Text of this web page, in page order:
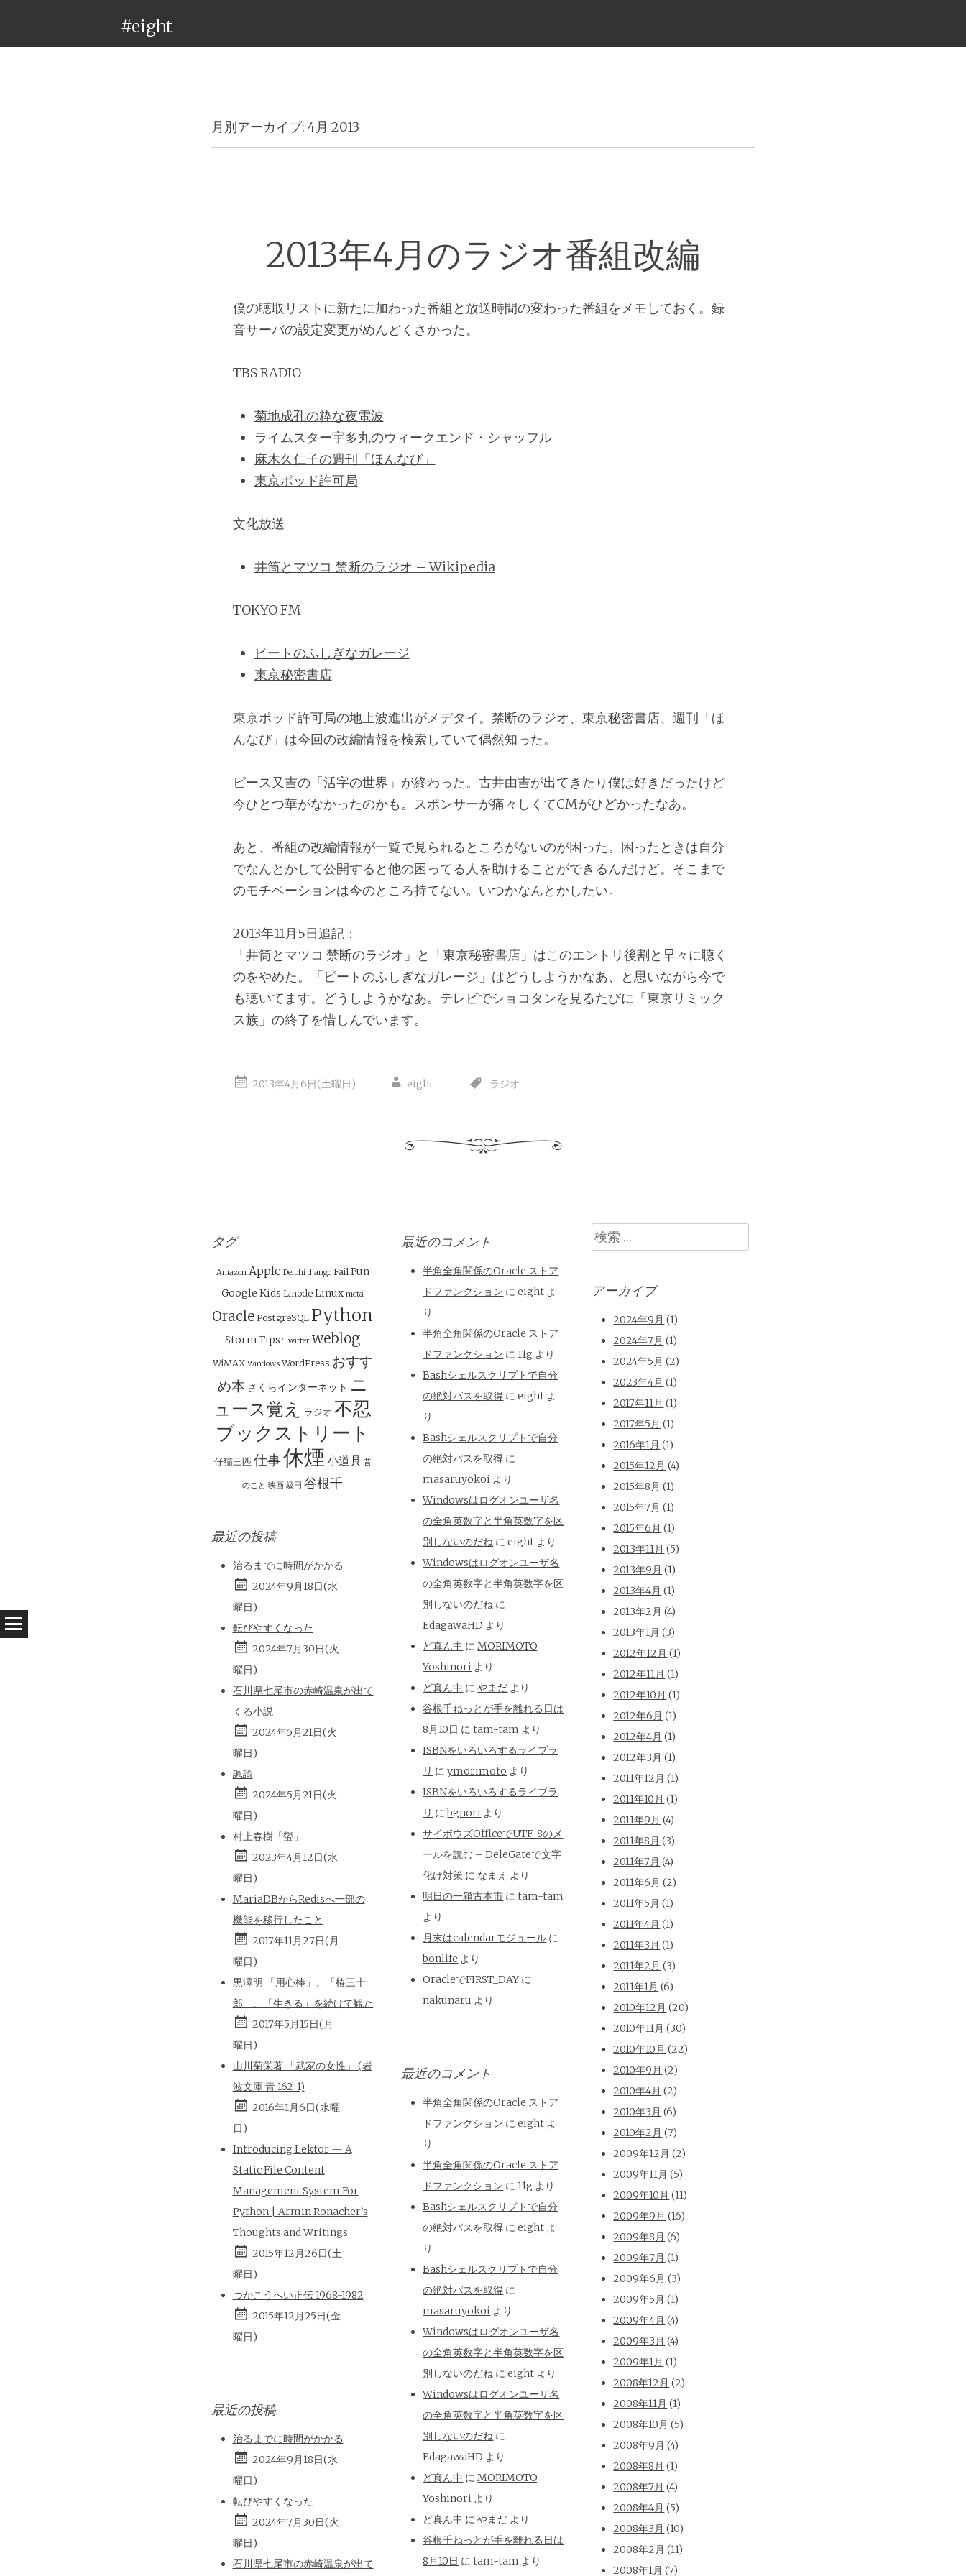
#eight
ー
月別アーカイブ: 4月 2013
2013年4月のラジオ番組改編
僕の聴取リストに新たに加わった番組と放送時間の変わった番組をメモしておく。録
音サーバの設定変更がめんどくさかった。
TBS RADIO
菊地成孔の粋な夜電波
ライムスター宇多丸のウィークエンド・シャッフル
麻木久仁子の週刊「ほんなび」
東京ポッド許可局
文化放送
井筒とマツコ 禁断のラジオ – Wikipedia
TOKYO FM
ピートのふしぎなガレージ
東京秘密書店
東京ポッド許可局の地上波進出がメデタイ。禁断のラジオ、東京秘密書店、週刊「ほ
んなび」は今回の改編情報を検索していて偶然知った。
ピース又吉の「活字の世界」が終わった。古井由吉が出てきたり僕は好きだったけど
今ひとつ華がなかったのかも。スポンサーが痛々しくてCMがひどかったなあ。
あと、番組の改編情報が一覧で見られるところがないのが困った。困ったときは自分
でなんとかして公開すると他の困ってる人を助けることができるんだけど。そこまで
のモチベーションは今のところ持てない。いつかなんとかしたい。
2013年11月5日追記：
「井筒とマツコ 禁断のラジオ」と「東京秘密書店」はこのエントリ後割と早々に聴く
のをやめた。「ピートのふしぎなガレージ」はどうしようかなあ、と思いながら今で
も聴いてます。どうしようかなあ。テレビでショコタンを見るたびに「東京リミック
ス族」の終了を惜しんでいます。
2013年4月6日(土曜日) eight ラジオ
タグ
Amazon Apple Delphi django Fail Fun
Google Kids Linode Linux meta
Oracle PostgreSQL Python
StormTips Twitter weblog
WiMAX Windows WordPress おすす
め本 さくらインターネット ニ
ュース覚え
ラジオ 不忍
ブックストリート
仔猫三匹 仕事休煙 小道具 昔
のこと 映画 級円 谷根千
最近の投稿
治るまでに時間がかかる
2024年9月18日(水
曜日)
転びやすくなった
2024年7月30日(火
曜日)
石川県七尾市の赤崎温泉が出て
くる小説
2024年5月21日(火
曜日)
諷諭
2024年5月21日(火
曜日)
村上春樹「螢」
2023年4月12日(水
曜日)
MariaDBからRedisへ一部の
機能を移行したこと
2017年11月27日(月
曜日)
黒澤明 「用心棒」、「椿三十
郎」、「生きる」を続けて観た
2017年5月15日(月
曜日)
山川菊栄著 「武家の女性」 (岩
波文庫 青 162-1)
2016年1月6日(水曜
日)
Introducing Lektor — A
Static File Content
Management System For
Python | Armin Ronacher’s
Thoughts and Writings
2015年12月26日(土
曜日)
つかこうへい正伝 1968-1982
2015年12月25日(金
曜日)
最近の投稿
治るまでに時間がかかる
2024年9月18日(水
曜日)
転びやすくなった
2024年7月30日(火
曜日)
石川県七尾市の赤崎温泉が出て
最近のコメント
半角全角関係のOracle ストア
ドファンクション にeight よ
り
半角全角関係のOracle ストア
ドファンクション に11g より
Bashシェルスクリプトで自分
の絶対パスを取得 にeight よ
り
Bashシェルスクリプトで自分
の絶対パスを取得 に
masaruyokoi より
Windowsはログオンユーザ名
の全角英数字と半角英数字を区
別しないのだね にeight より
Windowsはログオンユーザ名
の全角英数字と半角英数字を区
別しないのだね に
EdagawaHD より
ど真ん中 にMORIMOTO,
Yoshinori より
ど真ん中 にやまだ より
谷根千ねっとが手を離れる日は
8月10日 にtam-tam より
ISBNをいろいろするライブラ
リ にymorimoto より
ISBNをいろいろするライブラ
リ にbgnori より
サイボウズOfficeでUTF-8のメ
ールを読む – DeleGateで文字
化け対策 に なまえ より
明日の一箱古本市 にtam-tam
より
月末はcalendarモジュール に
bonlife より
OracleでFIRST_DAY に
nakunaru より
最近のコメント
半角全角関係のOracle ストア
ドファンクション にeight よ
り
半角全角関係のOracle ストア
ドファンクション に11g より
Bashシェルスクリプトで自分
の絶対パスを取得 にeight よ
り
Bashシェルスクリプトで自分
の絶対パスを取得 に
masaruyokoi より
Windowsはログオンユーザ名
の全角英数字と半角英数字を区
別しないのだね にeight より
Windowsはログオンユーザ名
の全角英数字と半角英数字を区
別しないのだね に
EdagawaHD より
ど真ん中 にMORIMOTO,
Yoshinori より
ど真ん中 にやまだ より
谷根千ねっとが手を離れる日は
8月10日 にtam-tam より
検
索
アーカイブ
2024年9月 (1)
2024年7月 (1)
2024年5月 (2)
2023年4月 (1)
2017年11月 (1)
2017年5月 (1)
2016年1月 (1)
2015年12月 (4)
2015年8月 (1)
2015年7月 (1)
2015年6月 (1)
2013年11月 (5)
2013年9月 (1)
2013年4月 (1)
2013年2月 (4)
2013年1月 (3)
2012年12月 (1)
2012年11月 (1)
2012年10月 (1)
2012年6月 (1)
2012年4月 (1)
2012年3月 (1)
2011年12月 (1)
2011年10月 (1)
2011年9月 (4)
2011年8月 (3)
2011年7月 (4)
2011年6月 (2)
2011年5月 (1)
2011年4月 (1)
2011年3月 (1)
2011年2月 (3)
2011年1月 (6)
2010年12月 (20)
2010年11月 (30)
2010年10月 (22)
2010年9月 (2)
2010年4月 (2)
2010年3月 (6)
2010年2月 (7)
2009年12月 (2)
2009年11月 (5)
2009年10月 (11)
2009年9月 (16)
2009年8月 (6)
2009年7月 (1)
2009年6月 (3)
2009年5月 (1)
2009年4月 (4)
2009年3月 (4)
2009年1月 (1)
2008年12月 (2)
2008年11月 (1)
2008年10月 (5)
2008年9月 (4)
2008年8月 (1)
2008年7月 (4)
2008年4月 (5)
2008年3月 (10)
2008年2月 (11)
2008年1月 (7)